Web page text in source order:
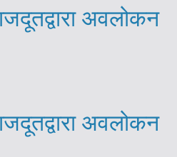
अवलोकन
अवलोकन